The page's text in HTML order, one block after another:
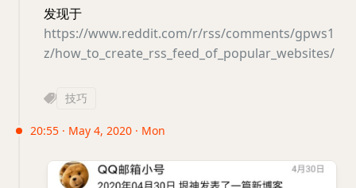
发现于
https://www.reddit.com/r/rss/comments/gpws1
z/how_to_create_rss_feed_of_popular_websites/
技巧
20:55 · May 4, 2020 · Mon